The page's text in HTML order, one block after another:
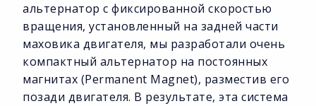
альтернатор с фиксированной скоростью
вращения, установленный на задней части
маховика двигателя, мы разработали очень
компактный альтернатор на постоянных
магнитах (Permanent Magnet), разместив его
позади двигателя. В результате, эта система